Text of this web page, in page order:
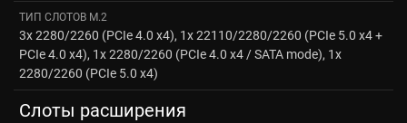
ТИП СЛОТОВ M.2
3x 2280/2260 (PCIe 4.0 x4), 1x 22110/2280/2260 (PCIe 5.0 x4 +
PCIe 4.0 x4), 1x 2280/2260 (PCIe 4.0 x4 / SATA mode), 1x
2280/2260 (PCIe 5.0 x4)
Слоты расширения